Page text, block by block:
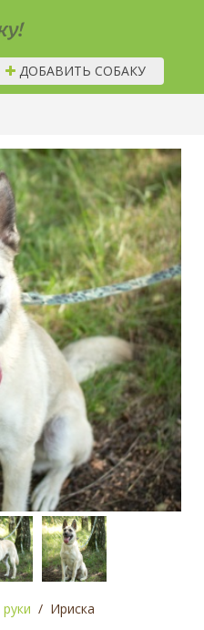
ДОБАВИТЬ СОБАКУ
Ириска